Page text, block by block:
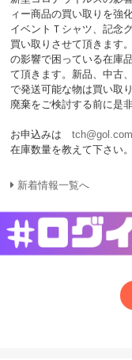
ィー商品の買い取りを強
イベントＴシャツ、記念
買い取りさせて頂きます
の影響で困っている在庫
て頂きます。新品、中古
で発送可能な物は買い取
廃棄をご検討する前に是
お申込みは tch@gol.com
在庫数量を教えて下さい
新着情報一覧へ